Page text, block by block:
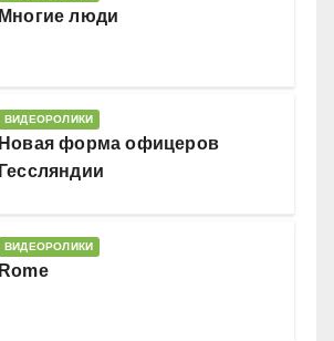
Многие люди
ВИДЕОРОЛИКИ
Новая форма офицеров
Гессляндии
ВИДЕОРОЛИКИ
Rome